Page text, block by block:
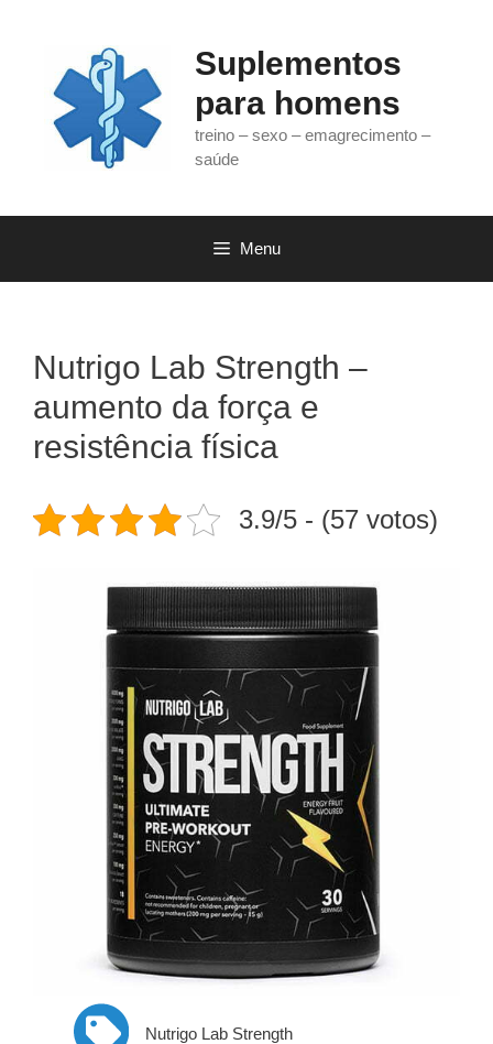
conteúdo
Suplementos
para homens
treino – sexo – emagrecimento –
saúde
Menu
Nutrigo Lab Strength –
aumento da força e
resistência física
3.9/5 - (57 votos)
Nutrigo Lab Strength